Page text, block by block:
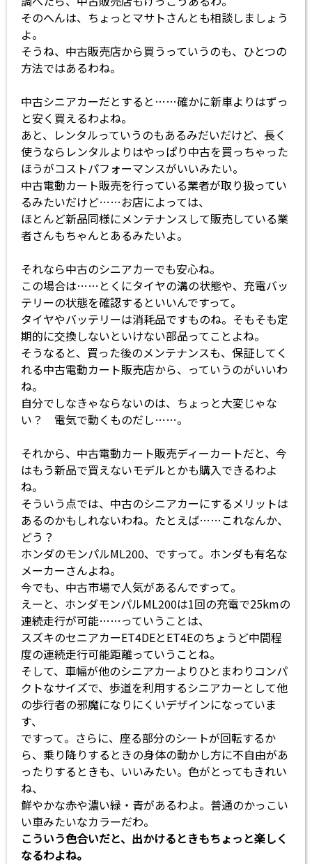
そのへんは、ちょっとマサトさんとも相談しましょう
よ。
そうね、中古販売店から買うっていうのも、ひとつの
方法ではあるわね。
中古シニアカーだとすると……確かに新車よりはずっ
と安く買えるわよね。
あと、レンタルっていうのもあるみだいだけど、長く
使うならレンタルよりはやっぱり中古を買っちゃった
ほうがコストパフォーマンスがいいみたい。
中古電動カート販売を行っている業者が取り扱ってい
るみたいだけど……お店によっては、
ほとんど新品同様にメンテナンスして販売している業
者さんもちゃんとあるみたいよ。
それなら中古のシニアカーでも安心ね。
この場合は……とくにタイヤの溝の状態や、充電バッ
テリーの状態を確認するといいんですって。
タイヤやバッテリーは消耗品ですものね。そもそも定
期的に交換しないといけない部品ってことよね。
そうなると、買った後のメンテナンスも、保証してく
れる中古電動カート販売店から、っていうのがいいわ
ね。
自分でしなきゃならないのは、ちょっと大変じゃな
い？ 電気で動くものだし……。
それから、中古電動カート販売ディーカートだと、今
はもう新品で買えないモデルとかも購入できるわよ
ね。
そういう点では、中古のシニアカーにするメリットは
あるのかもしれないわね。たとえば……これなんか、
どう？
ホンダのモンパルML200、ですって。ホンダも有名な
メーカーさんよね。
今でも、中古市場で人気があるんですって。
えーと、ホンダモンパルML200は1回の充電で25kmの
連続走行が可能……っていうことは、
スズキのセニアカーET4DEとET4Eのちょうど中間程
度の連続走行可能距離っていうことね。
そして、車幅が他のシニアカーよりひとまわりコンパ
クトなサイズで、歩道を利用するシニアカーとして他
の歩行者の邪魔になりにくいデザインになっていま
す、
ですって。さらに、座る部分のシートが回転するか
ら、乗り降りするときの身体の動かし方に不自由があ
ったりするときも、いいみたい。色がとってもきれい
ね、
鮮やかな赤や濃い緑・青があるわよ。普通のかっこい
い車みたいなカラーだわ。
こういう色合いだと、出かけるときもちょっと楽しく
なるわよね。